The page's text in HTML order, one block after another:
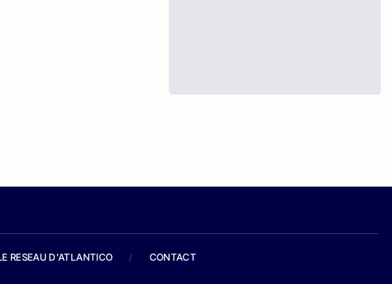
RESEAU D'ATLANTICO / CONTACT